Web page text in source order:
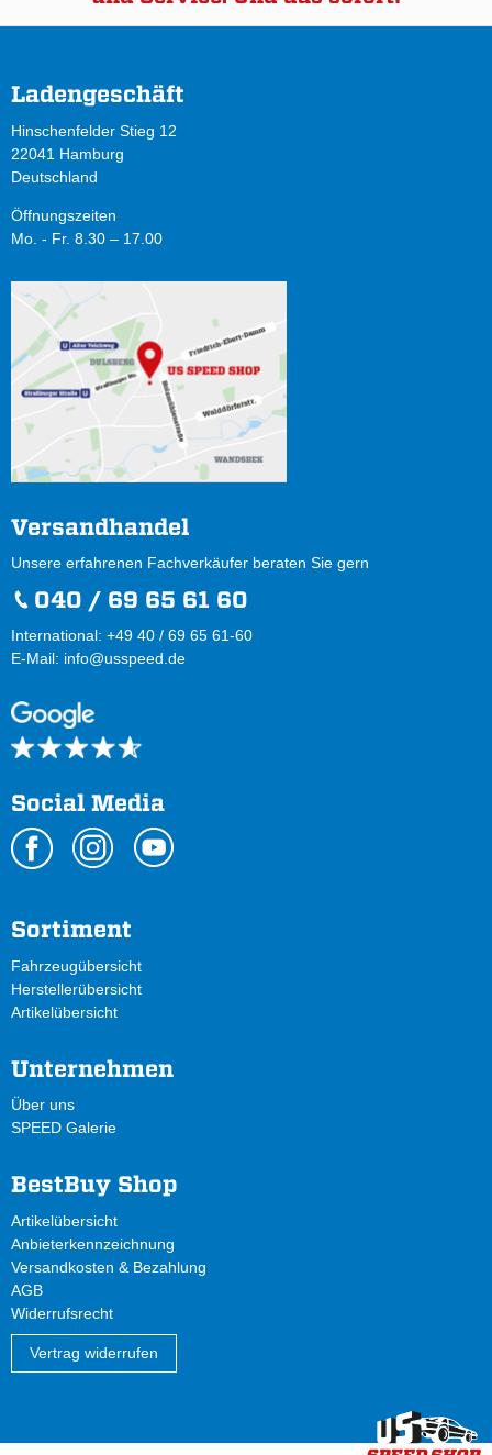
Ladengeschäft
Hinschenfelder Stieg 12
22041 Hamburg
Deutschland
Öffnungszeiten
Mo. - Fr. 8.30 – 17.00
Versandhandel
Unsere erfahrenen Fachverkäufer beraten Sie gern
040 / 69 65 61 60
International: +49 40 / 69 65 61-60
E-Mail: info@usspeed.de
Social Media
Sortiment
Fahrzeugübersicht
Herstellerübersicht
Artikelübersicht
Unternehmen
Über uns
SPEED Galerie
BestBuy Shop
Artikelübersicht
Anbieterkennzeichnung
Versandkosten & Bezahlung
AGB
Widerrufsrecht
Vertrag widerrufen